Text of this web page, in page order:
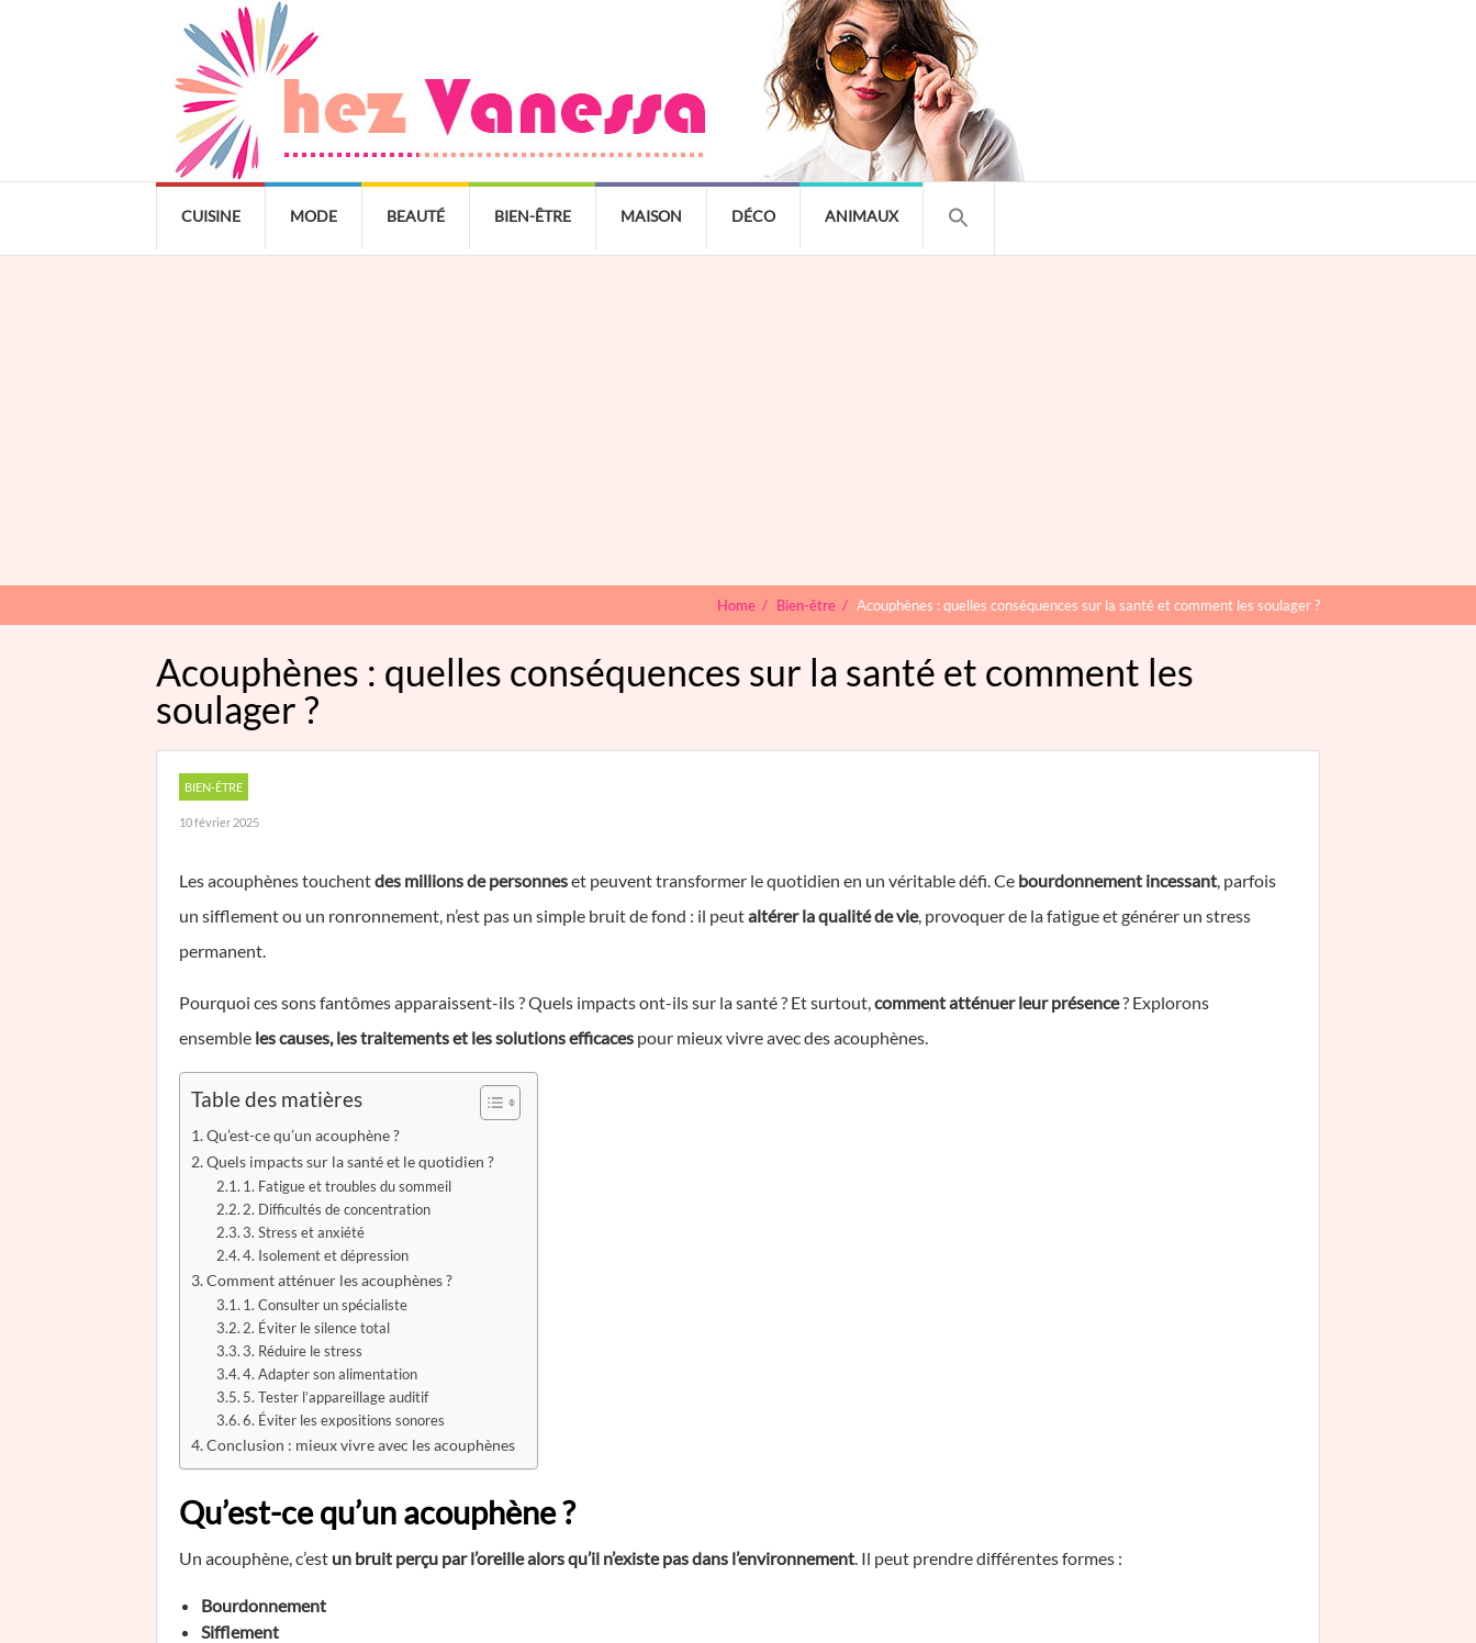
CUISINE MODE BEAUTÉ BIEN-ÊTRE MAISON DÉCO ANIMAUX
Home / Bien-être / Acouphènes : quelles conséquences sur la santé et comment les soulager ?
Acouphènes : quelles conséquences sur la santé et comment les
soulager ?
BIEN-ÊTRE
10 février 2025
Les acouphènes touchentdes millions de personneset peuvent transformer le quotidien en un véritable défi. Ce bourdonnement incessant, parfois
un sifflement ou un ronronnement, n’est pas un simple bruit de fond : il peutaltérer la qualité de vie, provoquer de la fatigue et générer un stress
permanent.
Pourquoi ces sons fantômes apparaissent-ils ? Quels impacts ont-ils sur la santé ? Et surtout,comment atténuer leur présence? Explorons
ensemble les causes, les traitements et les solutions efficaces pour mieux vivre avec des acouphènes.
Table des matières
Qu’est-ce qu’un acouphène ?
Quels impacts sur la santé et le quotidien ?
1. Fatigue et troubles du sommeil
2. Difficultés de concentration
3. Stress et anxiété
4. Isolement et dépression
Comment atténuer les acouphènes ?
1. Consulter un spécialiste
2. Éviter le silence total
3. Réduire le stress
4. Adapter son alimentation
5. Tester l’appareillage auditif
6. Éviter les expositions sonores
Conclusion : mieux vivre avec les acouphènes
Qu’est-ce qu’un acouphène ?
Un acouphène, c’est un bruit perçu par l’oreille alors qu’il n’existe pas dans l’environnement. Il peut prendre différentes formes :
Bourdonnement
Sifflement